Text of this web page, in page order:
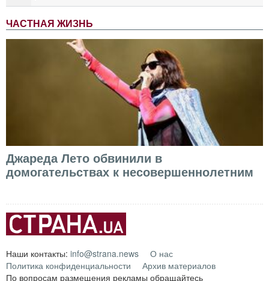
ЧАСТНАЯ ЖИЗНЬ
Джареда Лето обвинили в
домогательствах к несовершеннолетним
Наши контакты: info@strana.news
О нас
Политика конфиденциальности
Архив материалов
По вопросам размещения рекламы обращайтесь